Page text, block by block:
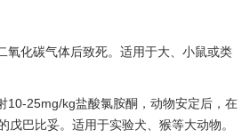
氧化碳气体后致死。适用于大、小鼠或类
10-25mg/kg盐酸氯胺酮，动物安定后，在
戊巴比妥。适用于实验犬、猴等大动物。